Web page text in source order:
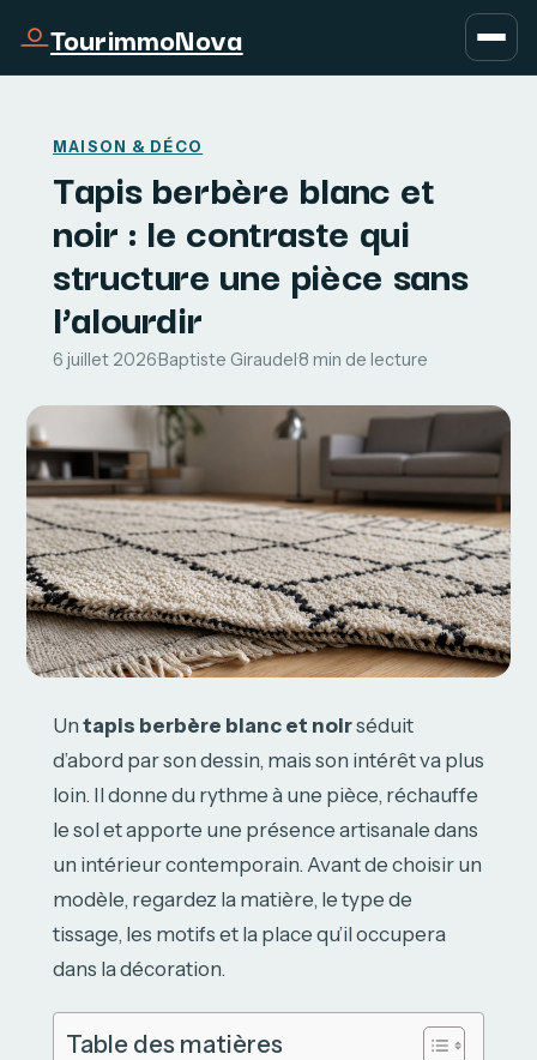
TourimmoNova
MAISON & DÉCO
Tapis berbère blanc et
noir : le contraste qui
structure une pièce sans
l’alourdir
6 juillet 2026·Baptiste Giraudel·8 min de lecture
Un tapis berbère blanc et noirséduit
d’abord par son dessin, mais son intérêt va plus
loin. Il donne du rythme à une pièce, réchauffe
le sol et apporte une présence artisanale dans
un intérieur contemporain. Avant de choisir un
modèle, regardez la matière, le type de
tissage, les motifs et la place qu’il occupera
dans la décoration.
Table des matières